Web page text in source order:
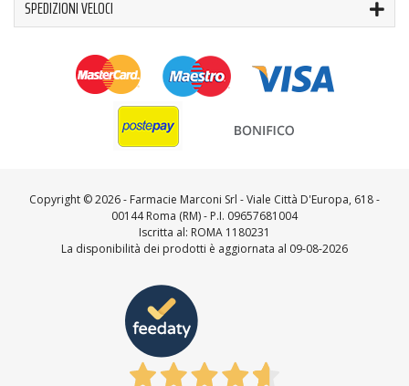
SPEDIZIONI VELOCI
Copyright ©2026 - Farmacie Marconi Srl - Viale Città D'Europa, 618 -
00144 Roma (RM) - P.I. 09657681004
Iscritta al: ROMA 1180231
La disponibilità dei prodotti è aggiornata al 09-08-2026